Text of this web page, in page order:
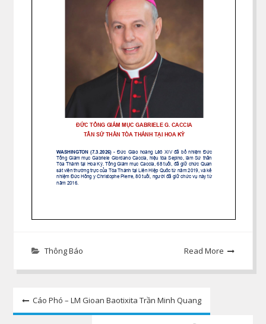
Thông Báo Read More
Post
navigation
Cáo Phó – LM Gioan Baotixita Trần Minh Quang